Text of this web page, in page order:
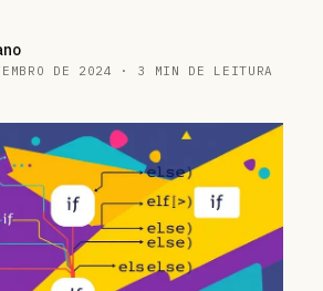
DE 2024 · 3 MIN DE LEITURA